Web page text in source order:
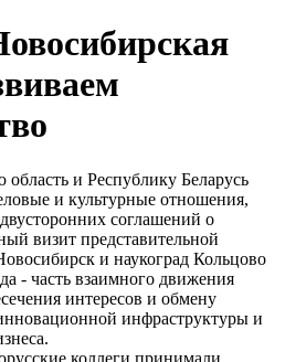
и Республику Беларусь
и культурные отношения,
соглашений о
визит представительной
и наукоград Кольцово
- часть взаимного движения
интересов и обмену
инфраструктуры и
коллеги принимали